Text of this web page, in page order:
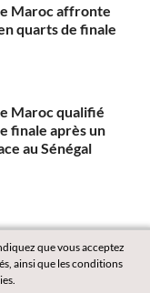
Maroc affronte
quarts de finale
Maroc qualifié
finale après un
au Sénégal
que vous acceptez
ainsi que les conditions